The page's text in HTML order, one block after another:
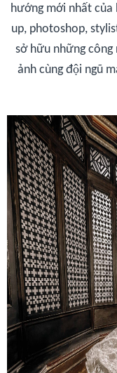
hướng mới nhất của
up, photoshop,
sở hữu những công
ảnh cùng đội ngũ